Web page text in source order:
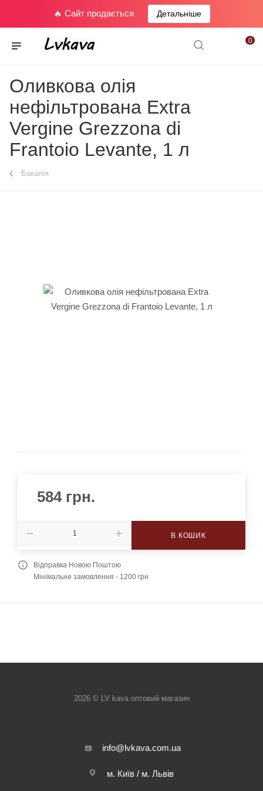
🔥 Сайт продається Детальніше
0
Оливкова олія
нефільтрована Extra
Vergine Grezzona di
Frantoio Levante, 1 л
Бакалія
584грн.
В КОШИК
Відправка Новою Поштою
Мінімальне замовлення - 1200 грн
2026 © LV kava оптовий магазин
info@lvkava.com.ua
м. Київ / м. Львів